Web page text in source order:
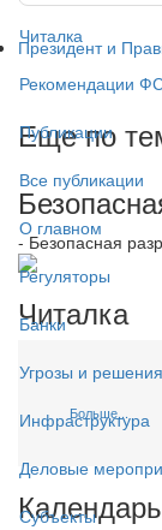
Читалка
Рекомендации
Публикации
Все публикации
О главном
Регуляторы
Банки
Угрозы и решения
Инфраструктура
Деловые
Субъекты
Президент и
Еще по
- Безопасная
Читалка
Больше...